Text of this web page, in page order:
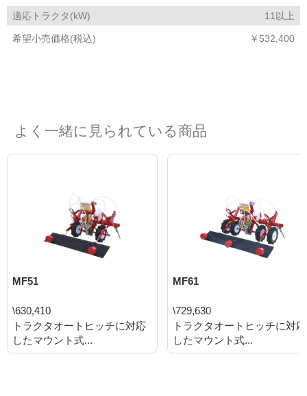
適応トラクタ(kW) 11以上
希望小売価格(税込) ￥532,400
よく一緒に見られている商品
MF51
\630,410
トラクタオートヒッチに対応
したマウント式...
MF61
\729,630
トラクタオートヒッチに対応
したマウント式...